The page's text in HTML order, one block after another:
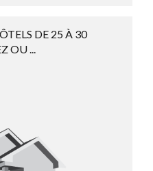
DE 25 À 30
OU ...